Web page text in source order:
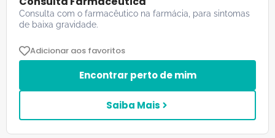
Consulta com o farmacêutico na farmácia, para sintomas
de baixa gravidade.
Adicionar aos favoritos
Encontrar perto de mim
Saiba Mais